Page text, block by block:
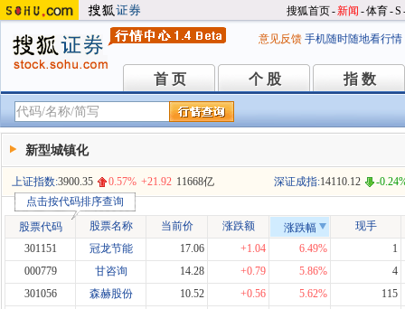
搜狐首页-新闻 -体育-S
意见反馈 手机随时随地看行情
首 页
首 页 个 股
个 股 指 数
指 数
新型城镇化
上证指数:3900.35 0.57% +21.92 11668亿 深证成指:14110.12 -
股票代码
点击按代码排序查询
股票名称
当前价 涨跌额 涨跌幅
现手
301151
冠龙节能 17.06 +1.04 6.49%
1
000779
甘咨询 14.28 +0.79 5.86%
4
301056
森赫股份 10.52 +0.56 5.62%
115